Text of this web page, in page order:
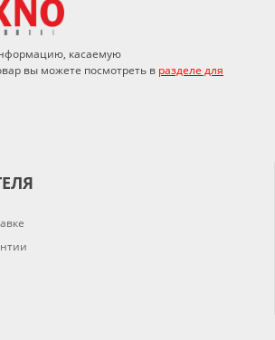
касаемую
вы можете посмотреть в разделе для